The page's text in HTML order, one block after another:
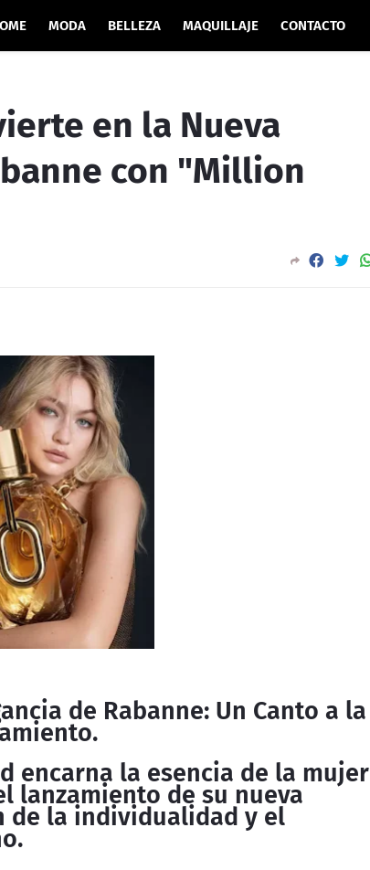
MODA BELLEZA MAQUILLAJE CONTACTO
en la Nueva
con "Million
de Rabanne: Un Canto a la
encarna la esencia de la mujer
lanzamiento de su nueva
de la individualidad y el